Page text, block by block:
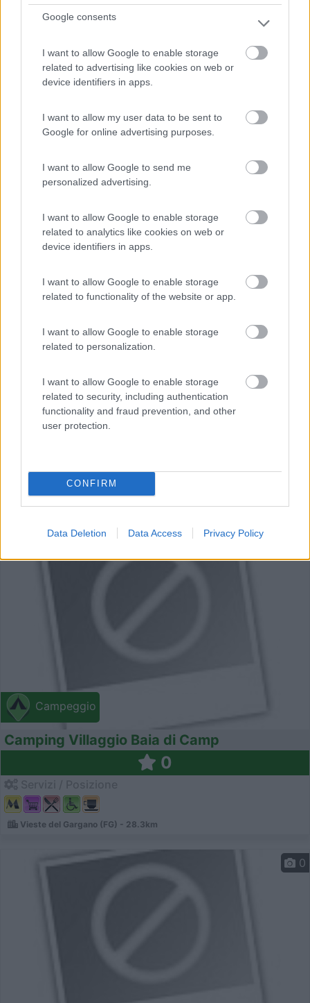
Google consents
I want to allow Google to enable storage
related to advertising like cookies on web or
device identifiers in apps.
I want to allow my user data to be sent to
Google for online advertising purposes.
I want to allow Google to send me
personalized advertising.
I want to allow Google to enable storage
related to analytics like cookies on web or
device identifiers in apps.
I want to allow Google to enable storage
related to functionality of the website or app.
I want to allow Google to enable storage
related to personalization.
I want to allow Google to enable storage
related to security, including authentication
functionality and fraud prevention, and other
user protection.
CONFIRM
Data Deletion Data Access Privacy Policy
Camper l'Aia
Servizi / Posizione
Via Lecce 20
Campeggio
Camping Villaggio Baia di Camp
0
Vieste del Gargano (FG) - 28.3km
0